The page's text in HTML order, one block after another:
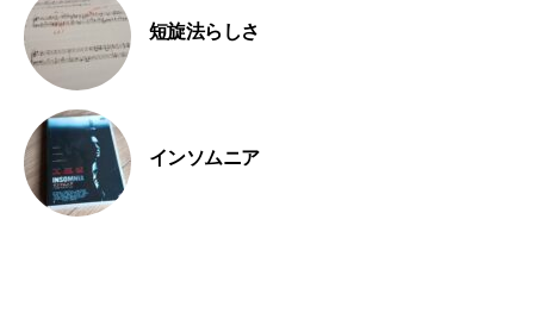
短旋法らしさ
インソムニア